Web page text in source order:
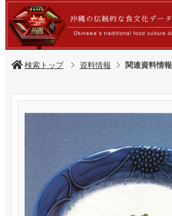
検索トップ 資料情報 関連資料情報